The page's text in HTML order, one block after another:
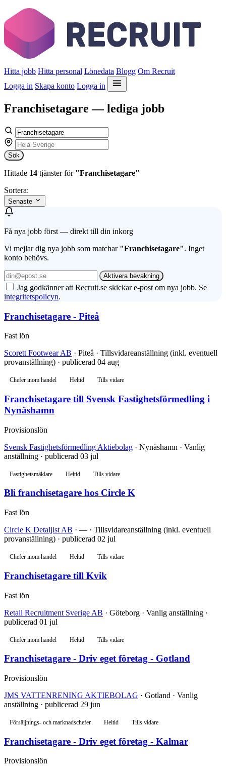
Hitta jobb Hitta personal Lönedata Blogg Om Recruit
Logga in Skapa konto Logga in
Franchisetagare — lediga jobb
Sök
Hittade 14 tjänster för "Franchisetagare"
Sortera:
Senaste
Få nya jobb först — direkt till din inkorg
Vi mejlar dig nya jobb som matchar "Franchisetagare". Inget
konto behövs.
Aktivera bevakning
Jag godkänner att Recruit.se skickar e-post om nya jobb. Se
integritetspolicyn.
Franchisetagare - Piteå
Fast lön
Scorett Footwear AB · Piteå · Tillsvidareanställning (inkl. eventuell
provanställning) · publicerad 04 aug
Chefer inom handel Heltid Tills vidare
Franchisetagare till Svensk Fastighetsförmedling i
Nynäshamn
Provisionslön
Svensk Fastighetsförmedling Aktiebolag · Nynäshamn · Vanlig
anställning · publicerad 03 jul
Fastighetsmäklare Heltid Tills vidare
Bli franchisetagare hos Circle K
Fast lön
Circle K Detaljist AB · — · Tillsvidareanställning (inkl. eventuell
provanställning) · publicerad 02 jul
Chefer inom handel Heltid Tills vidare
Franchisetagare till Kvik
Fast lön
Retail Recruitment Sverige AB · Göteborg · Vanlig anställning ·
publicerad 01 jul
Chefer inom handel Heltid Tills vidare
Franchisetagare - Driv eget företag - Gotland
Provisionslön
JMS VATTENRENING AKTIEBOLAG · Gotland · Vanlig
anställning · publicerad 29 jun
Försäljnings- och marknadschefer Heltid Tills vidare
Franchisetagare - Driv eget företag - Kalmar
Provisionslön